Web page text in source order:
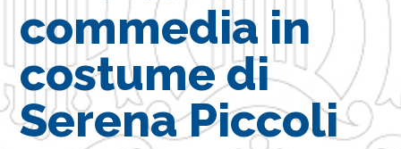
commedia in
costume di
Serena Piccoli